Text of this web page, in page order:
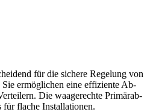
für die sichere Regel­ung von
er­möglichen eine effiziente Ab­
Die waage­rechte Primär­ab­
für flache Installationen.